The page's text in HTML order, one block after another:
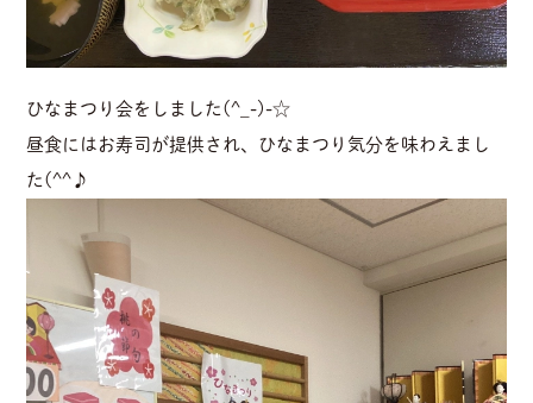
ひなまつり会をしました(^_-)-☆
昼食にはお寿司が提供され、ひなまつり気分を味わえまし
た(^^♪